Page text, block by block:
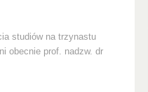
studiów na trzynastu
obecnie prof. nadzw. dr